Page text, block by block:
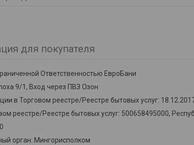
для покупателя
Ответственностью ЕвроБани
9/1, Вход через ПВЗ Озон
в Торговом реестре/Реестре бытовых услуг:
реестре/Реестре бытовых услуг: 500658495000,
орган: Мингорисполком